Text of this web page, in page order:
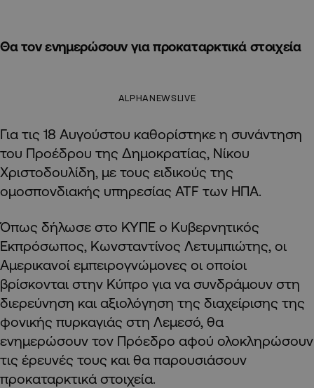
Θα τον ενημερώσουν για προκαταρκτικά στοιχεία
ALPHANEWSLIVE
Για τις 18 Αυγούστου καθορίστηκε η συνάντηση
του Προέδρου της Δημοκρατίας, Νίκου
Χριστοδουλίδη, με τους ειδικούς της
ομοσπονδιακής υπηρεσίας ATF των ΗΠΑ.
Όπως δήλωσε στο ΚΥΠΕ ο Κυβερνητικός
Εκπρόσωπος, Κωνσταντίνος Λετυμπιώτης, οι
Αμερικανοί εμπειρογνώμονες οι οποίοι
βρίσκονται στην Κύπρο για να συνδράμουν στη
διερεύνηση και αξιολόγηση της διαχείρισης της
φονικής πυρκαγιάς στη Λεμεσό, θα
ενημερώσουν τον Πρόεδρο αφού ολοκληρώσουν
τις έρευνές τους και θα παρουσιάσουν
προκαταρκτικά στοιχεία.